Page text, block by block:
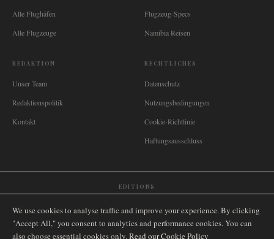
Alle Flughäfen
Alle Flugzeuge
Flugzeug-Specs
Namibia Reisen
REDAKTION
Unser Team
Redaktionspolitik
Kontakt
RECHTLICHES
Datenschutz
Nutzungsbedingungen
Cookie-Richtlinie
Haftungsausschluss
EDITIONS
🇿🇦 South Africa Singapore🇩🇪 Deutschland Nederland 🇫🇷 France
🇮🇹 Italia🇪🇸 España🇧🇷 Brasil🇸🇪 Sverige🇳🇴 Norge🇩🇰
We use cookies to analyse traffic and improve your experience. By clicking
"Accept All," you consent to analytics and performance cookies. You can
also choose essential cookies only.Read our Cookie Policy